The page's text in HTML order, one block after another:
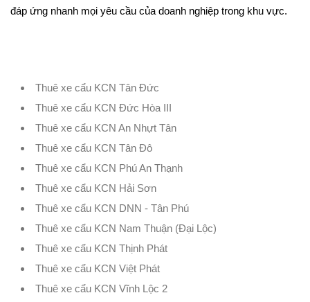
đáp ứng nhanh mọi yêu cầu của doanh nghiệp trong khu vực.
Thuê xe cẩu KCN Tân Đức
Thuê xe cẩu KCN Đức Hòa III
Thuê xe cẩu KCN An Nhựt Tân
Thuê xe cẩu KCN Tân Đô
Thuê xe cẩu KCN Phú An Thạnh
Thuê xe cẩu KCN Hải Sơn
Thuê xe cẩu KCN DNN - Tân Phú
Thuê xe cẩu KCN Nam Thuận (Đại Lộc)
Thuê xe cẩu KCN Thịnh Phát
Thuê xe cẩu KCN Việt Phát
Thuê xe cẩu KCN Vĩnh Lộc 2